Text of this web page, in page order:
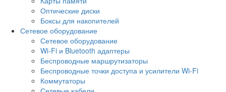
Оптические диски
Боксы для накопителей
Сетевое оборудование
Сетевое оборудование
Wi-Fi и Bluetooth адаптеры
Беспроводные маршрутизаторы
Беспроводные точки доступа и усилители Wi-Fi
Коммутаторы